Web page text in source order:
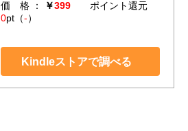
価 格 ：
￥399ポイント還元
0pt（-）
Kindleストアで調べる